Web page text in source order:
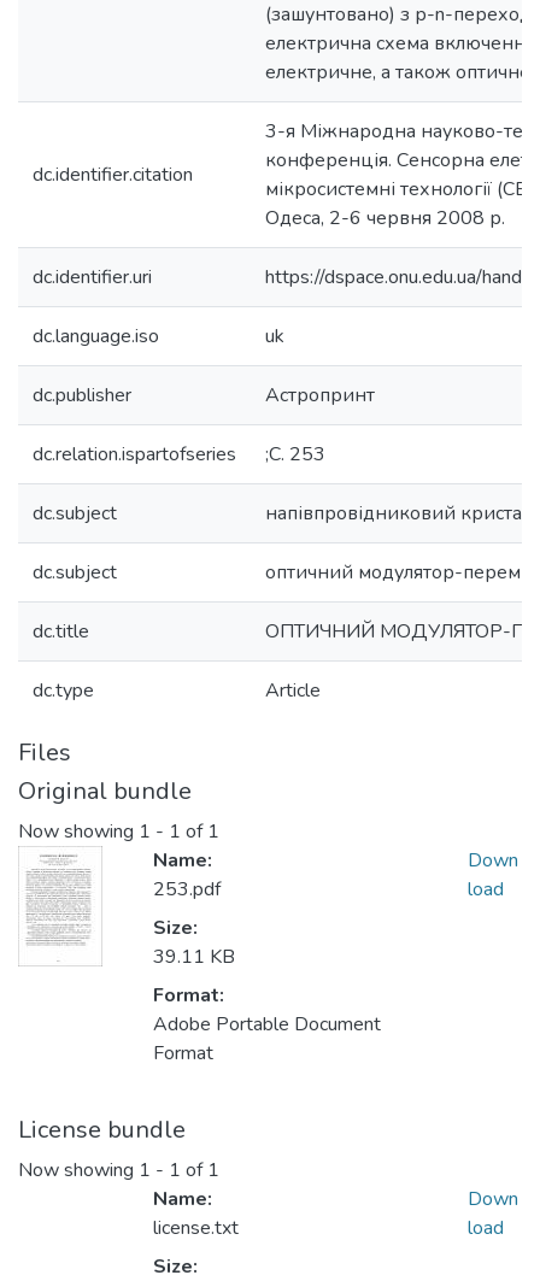
(зашунтовано) з р-n-
електрична схема включення
електричне, а також оптичне
dc.identifier.citation
3-я Міжнародна науково-
конференція. Сенсорна
мікросистемні технології
Одеса, 2-6 червня 2008 р.
dc.identifier.uri https://dspace.onu.edu.ua/
dc.language.iso uk
dc.publisher Астропринт
dc.relation.ispartofseries ;С. 253
dc.subject напівпровідниковий кристал
dc.subject оптичний модулятор-
dc.title ОПТИЧНИЙ МОДУЛЯТОР-
dc.type Article
Files
Original bundle
Now showing 1 - 1 of 1
Name:
253.pdf
Size:
39.11 KB
Format:
Adobe Portable Document
Format
Down
load
License bundle
Now showing 1 - 1 of 1
Name:
license.txt
Size:
Down
load